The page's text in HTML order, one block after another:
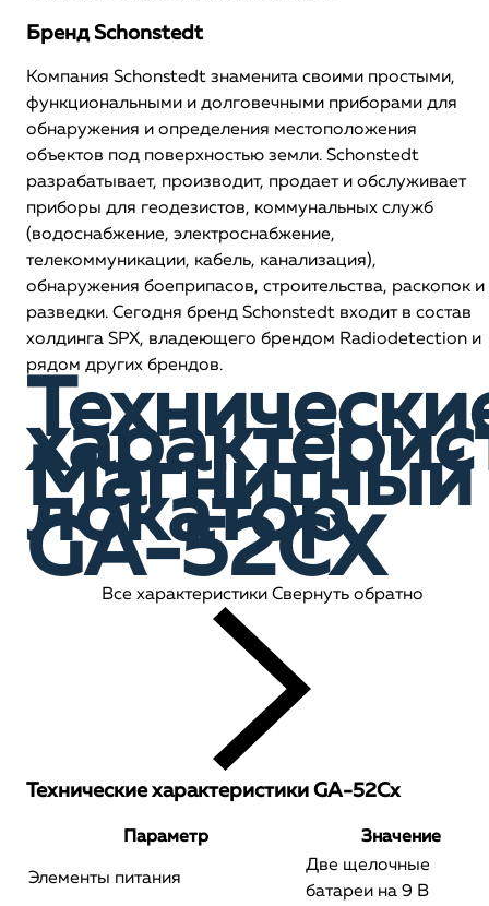
Бренд Schonstedt
Компания Schonstedt знаменита своими простыми,
функциональными и долговечными приборами для
обнаружения и определения местоположения
объектов под поверхностью земли. Schonstedt
разрабатывает, производит, продает и обслуживает
приборы для геодезистов, коммунальных служб
(водоснабжение, электроснабжение,
телекоммуникации, кабель, канализация),
обнаружения боеприпасов, строительства, раскопок и
разведки. Сегодня бренд Schonstedt входит в состав
холдинга SPX, владеющего брендом Radiodetection и
рядом других брендов.
Магнитный
локатор
GA-52CX
Все характеристики Свернуть обратно
Технические характеристики GA-52Cx
Параметр Значение
Элементы питания
Две щелочные
батареи на 9 В